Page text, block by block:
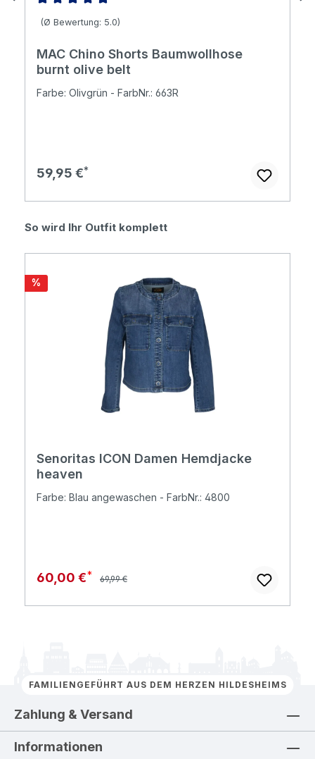
Durchschnittliche Bewertung von 5 von 5 Sternen
(Ø Bewertung: 5.0)
MAC Chino Shorts Baumwollhose
burnt olive belt
Farbe: Olivgrün - FarbNr.: 663R
Regulärer Preis:
59,95 €
Produktgalerie überspringen
So wird Ihr Outfit komplett
Rabatt
%
Senoritas ICON Damen Hemdjacke
heaven
Farbe: Blau angewaschen - FarbNr.: 4800
Verkaufspreis:
60,00 € Regulärer Preis:
69,99 €
FAMILIENGEFÜHRT AUS DEM HERZEN HILDESHEIMS
Zahlung & Versand
Informationen